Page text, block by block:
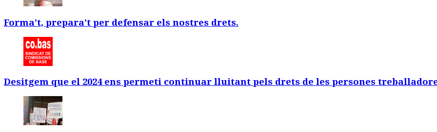
Forma’t, prepara’t per defensar els nostres drets.
Desitgem que el 2024 ens permeti continuar lluitant pels drets de les persones